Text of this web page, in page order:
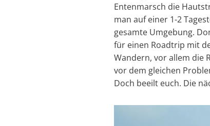
Entenmarsch die
man auf einer 1-2
gesamte Umgebung.
für einen Roadtrip mit
Wandern, vor allem die
vor dem gleichen
Doch beeilt euch. Die